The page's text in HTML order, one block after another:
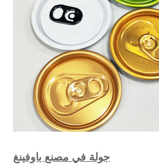
جولة في مصنع باوفينغ